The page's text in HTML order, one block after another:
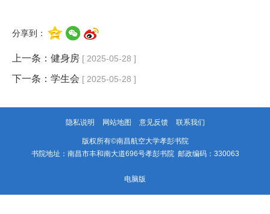
分享到：
上一条： 健身房 [ 2025-05-28 ]
下一条： 学生会 [ 2025-05-28 ]
隐私说明 网站地图 意见反馈 联系我们
版权所有©南昌航空大学孝彭书院
书院地址：南昌市丰和南大道696号孝彭书院 邮政编码：330063
电脑版